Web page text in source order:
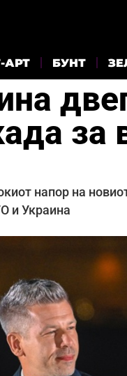
АРТ БУНТ
напор на
и Украина